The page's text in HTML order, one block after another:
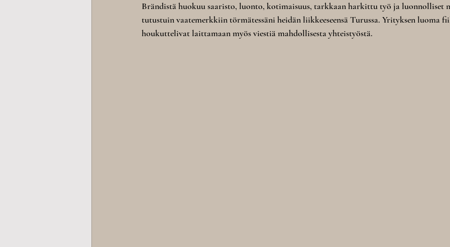
Brändistä huokuu saaristo, luonto, kotimaisuus, tarkkaan harkittu työ ja luonnolliset
tutustuin vaatemerkkiin törmätessäni heidän liikkeeseensä Turussa. Yrityksen luoma
houkuttelivat laittamaan myös viestiä mahdollisesta yhteistyöstä.